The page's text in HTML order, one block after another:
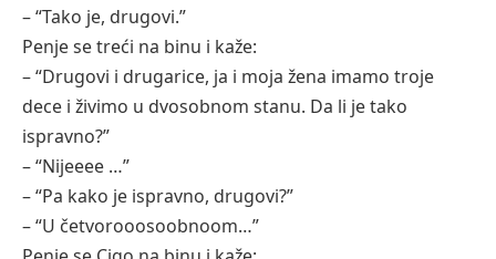
– “Tako je, drugovi.”
Penje se treći na binu i kaže:
– “Drugovi i drugarice, ja i moja žena imamo troje
dece i živimo u dvosobnom stanu. Da li je tako
ispravno?”
– “Nijeeee …”
– “Pa kako je ispravno, drugovi?”
– “U četvorooosoobnoom…”